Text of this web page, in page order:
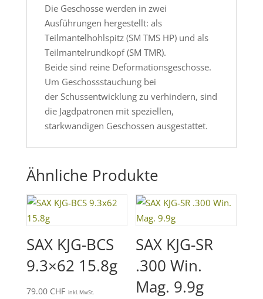
Die Geschosse werden in zwei
Ausführungen hergestellt: als
Teilmantelhohlspitz (SM TMS HP) und als
Teilmantelrundkopf (SM TMR).
Beide sind reine Deformationsgeschosse.
Um Geschossstauchung bei
der Schussentwicklung zu verhindern, sind
die Jagdpatronen mit speziellen,
starkwandigen Geschossen ausgestattet.
Ähnliche Produkte
SAX KJG-BCS
9.3×62 15.8g
79.00 CHF inkl. MwSt.
SAX KJG-SR
.300 Win.
Mag. 9.9g